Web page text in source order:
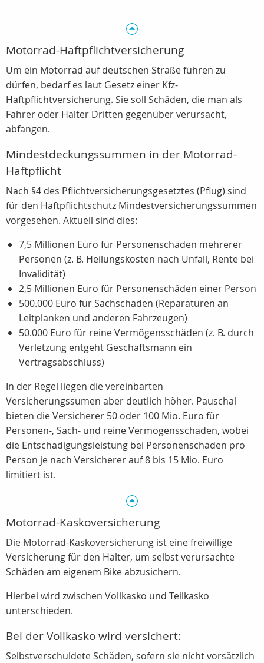
Motorrad-Haftpflichtversicherung
Um ein Motorrad auf deutschen Straße führen zu
dürfen, bedarf es laut Gesetz einer Kfz-
Haftpflichtversicherung. Sie soll Schäden, die man als
Fahrer oder Halter Dritten gegenüber verursacht,
abfangen.
Mindestdeckungssummen in der Motorrad-
Haftpflicht
Nach §4 des Pflichtversicherungsgesetztes (Pflug) sind
für den Haftpflichtschutz Mindestversicherungssummen
vorgesehen. Aktuell sind dies:
7,5 Millionen Euro für Personenschäden mehrerer
Personen (z. B. Heilungskosten nach Unfall, Rente bei
Invalidität)
2,5 Millionen Euro für Personenschäden einer Person
500.000 Euro für Sachschäden (Reparaturen an
Leitplanken und anderen Fahrzeugen)
50.000 Euro für reine Vermögensschäden (z. B. durch
Verletzung entgeht Geschäftsmann ein
Vertragsabschluss)
In der Regel liegen die vereinbarten
Versicherungssumen aber deutlich höher. Pauschal
bieten die Versicherer 50 oder 100 Mio. Euro für
Personen-, Sach- und reine Vermögensschäden, wobei
die Entschädigungsleistung bei Personenschäden pro
Person je nach Versicherer auf 8 bis 15 Mio. Euro
limitiert ist.
Motorrad-Kaskoversicherung
Die Motorrad-Kaskoversicherung ist eine freiwillige
Versicherung für den Halter, um selbst verursachte
Schäden am eigenem Bike abzusichern.
Hierbei wird zwischen Vollkasko und Teilkasko
unterschieden.
Bei der Vollkasko wird versichert:
Selbstverschuldete Schäden, sofern sie nicht vorsätzlich